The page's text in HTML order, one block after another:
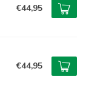
€44,95
€44,95